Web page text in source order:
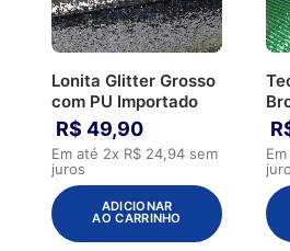
Lonita Glitter Grosso
com PU Importado
R$ 49,90
Em até 2x R$ 24,94 sem
juros
ADICIONAR
AO CARRINHO